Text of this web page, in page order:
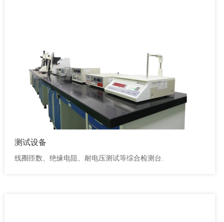
测试设备
线圈匝数、绝缘电阻、耐电压测试等综合检测台.